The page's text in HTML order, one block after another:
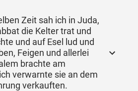
Zeit sah ich in Juda,
die Kelter trat und
und auf Esel lud und
Feigen und allerlei
brachte am
verwarnte sie an dem
verkauften.